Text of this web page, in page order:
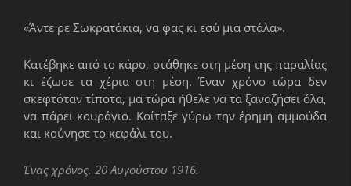
«Άντε ρε Σωκρατάκια, να φας κι εσύ μια στάλα».
Κατέβηκε από το κάρο, στάθηκε στη μέση της παραλίας
κι έζωσε τα χέρια στη μέση. Έναν χρόνο τώρα δεν
σκεφτόταν τίποτα, μα τώρα ήθελε να τα ξαναζήσει όλα,
να πάρει κουράγιο. Κοίταξε γύρω την έρημη αμμούδα
και κούνησε το κεφάλι του.
Ένας χρόνος. 20 Αυγούστου 1916.